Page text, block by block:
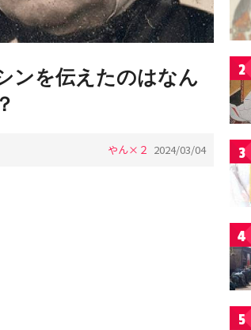
ンを伝えたのはなん
やん×２ 2024/03/04
2
3
4
5